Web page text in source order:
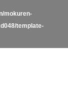
mokuren-
template-